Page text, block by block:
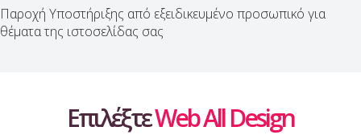
Παροχή Υποστήριξης από εξειδικευμένο προσωπικό για
θέματα της ιστοσελίδας σας
ΕπιλέξτεWeb All Design